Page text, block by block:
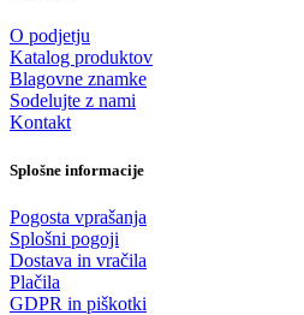
O podjetju
Katalog produktov
Blagovne znamke
Sodelujte z nami
Kontakt
Splošne informacije
Pogosta vprašanja
Splošni pogoji
Dostava in vračila
Plačila
GDPR in piškotki